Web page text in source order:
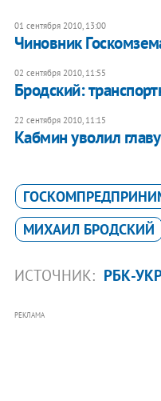
01 сентября 2010, 13:00
Чиновник
02 сентября 2010, 11:55
Бродский:
22 сентября 2010, 11:15
Кабмин уволил
МИХАИЛ БРОДСКИЙ
ИСТОЧНИК: РБК-
РЕКЛАМА